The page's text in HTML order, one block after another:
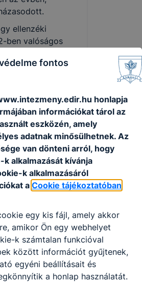
ellenzéki
ben valóságos
Társulat
1886-ban
kapuját az
Kórház (Sándor
majd 1905-ben
az
jelleggel és
egy alapítványt
a Magyar
1898-ban
fontos
honlapja
információkat tárol az
eszközén, amely
adatnak minősülhetnek. Az
van dönteni arról, hogy
alkalmazását kívánja
k alkalmazásáról
a Cookie tájékoztatóban
egy kis fájl, amely akkor
amikor Ön egy webhelyet
k számtalan funkcióval
között információt gyűjtenek,
egyéni beállításait és
a honlap használatát.